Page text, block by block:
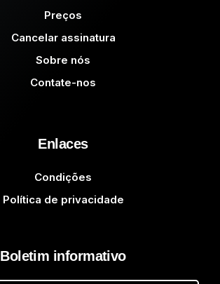
Preços
Cancelar assinatura
Sobre nós
Contate-nos
Enlaces
Condições
Política de privacidade
Boletim informativo